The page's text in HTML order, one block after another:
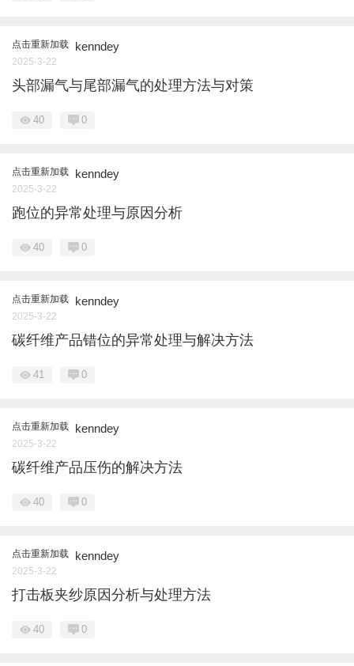
点击重新加载 kenndey
2025-3-22
头部漏气与尾部漏气的处理方法与对策
40 0
点击重新加载 kenndey
2025-3-22
跑位的异常处理与原因分析
40 0
点击重新加载 kenndey
2025-3-22
碳纤维产品错位的异常处理与解决方法
41 0
点击重新加载 kenndey
2025-3-22
碳纤维产品压伤的解决方法
40 0
点击重新加载 kenndey
2025-3-22
打击板夹纱原因分析与处理方法
40 0